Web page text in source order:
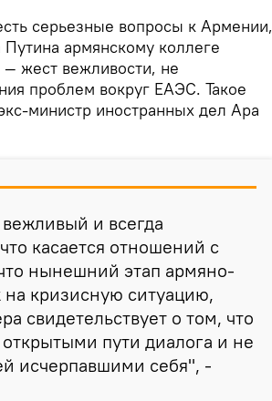
серьезные вопросы к Армении,
армянскому коллеге
жест вежливости, не
проблем вокруг ЕАЭС. Такое
министр иностранных дел Ара
и всегда
касается отношений с
нынешний этап армяно-
кризисную ситуацию,
свидетельствует о том, что
пути диалога и не
исчерпавшими себя", -